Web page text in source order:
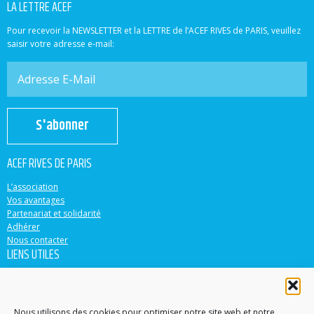
LA LETTRE ACEF
Pour recevoir la NEWSLETTER et la LETTRE de l’ACEF RIVES de PARIS, veuillez
saisir votre adresse e-mail:
S'abonner
ACEF RIVES DE PARIS
L’association
Vos avantages
Partenariat et solidarité
Adhérer
Nous contacter
LIENS UTILES